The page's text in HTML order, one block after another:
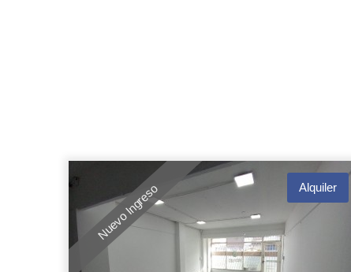
Nuevo Ingreso Alquiler